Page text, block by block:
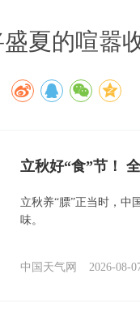
夏的喧嚣
立秋好“食”节！
立秋养“膘”正当时，中
味。
中国天气网 2026-08-